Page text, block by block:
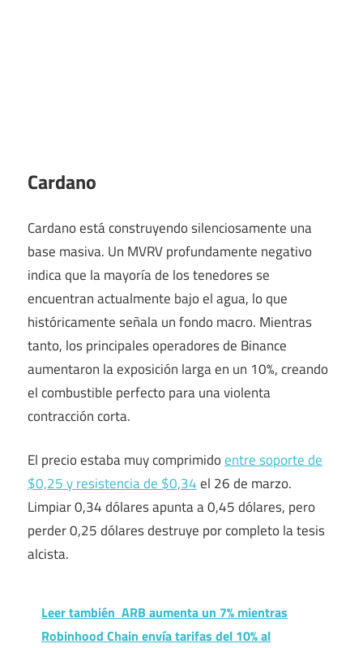
Cardano
Cardano está construyendo silenciosamente una
base masiva. Un MVRV profundamente negativo
indica que la mayoría de los tenedores se
encuentran actualmente bajo el agua, lo que
históricamente señala un fondo macro. Mientras
tanto, los principales operadores de Binance
aumentaron la exposición larga en un 10%, creando
el combustible perfecto para una violenta
contracción corta.
El precio estaba muy comprimidoentre soporte de
$0,25 y resistencia de $0,34el 26 de marzo.
Limpiar 0,34 dólares apunta a 0,45 dólares, pero
perder 0,25 dólares destruye por completo la tesis
alcista.
Leer también ARB aumenta un 7% mientras
Robinhood Chain envía tarifas del 10% al